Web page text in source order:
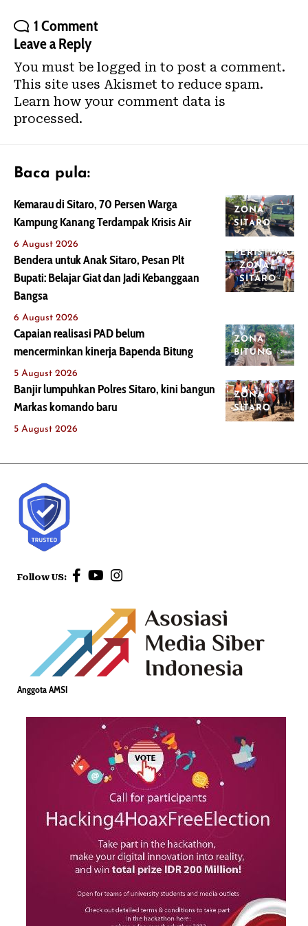
1 Comment
Leave a Reply
You must be logged in to post a comment.
This site uses Akismet to reduce spam.
Learn how your comment data is
processed.
Baca pula:
ZONA
SITARO
Kemarau di Sitaro, 70 Persen Warga
Kampung Kanang Terdampak Krisis Air
6 August 2026
PERISTIWA
ZONA
SITARO
Bendera untuk Anak Sitaro, Pesan Plt
Bupati: Belajar Giat dan Jadi Kebanggaan
Bangsa
6 August 2026
ZONA
BITUNG
Capaian realisasi PAD belum
mencerminkan kinerja Bapenda Bitung
5 August 2026
ZONA
SITARO
Banjir lumpuhkan Polres Sitaro, kini bangun
Markas komando baru
5 August 2026
Follow US:
Anggota AMSI